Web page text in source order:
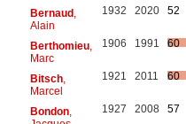
Bernaud,
Alain
1932 2020 52
Berthomieu,
Marc
1906 1991 60
Bitsch,
Marcel
1921 2011 60
Bondon,
1927 2008 57